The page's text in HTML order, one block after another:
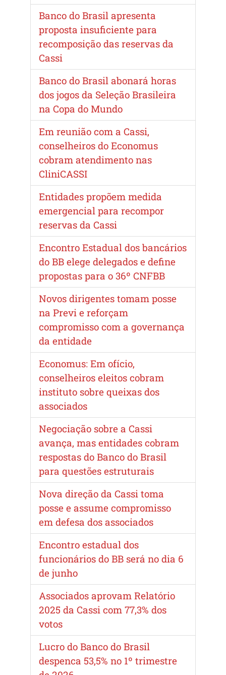
Banco do Brasil apresenta
proposta insuficiente para
recomposição das reservas da
Cassi
Banco do Brasil abonará horas
dos jogos da Seleção Brasileira
na Copa do Mundo
Em reunião com a Cassi,
conselheiros do Economus
cobram atendimento nas
CliniCASSI
Entidades propõem medida
emergencial para recompor
reservas da Cassi
Encontro Estadual dos bancários
do BB elege delegados e define
propostas para o 36º CNFBB
Novos dirigentes tomam posse
na Previ e reforçam
compromisso com a governança
da entidade
Economus: Em ofício,
conselheiros eleitos cobram
instituto sobre queixas dos
associados
Negociação sobre a Cassi
avança, mas entidades cobram
respostas do Banco do Brasil
para questões estruturais
Nova direção da Cassi toma
posse e assume compromisso
em defesa dos associados
Encontro estadual dos
funcionários do BB será no dia 6
de junho
Associados aprovam Relatório
2025 da Cassi com 77,3% dos
votos
Lucro do Banco do Brasil
despenca 53,5% no 1º trimestre